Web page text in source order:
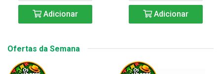
Adicionar Adicionar
Ofertas da Semana